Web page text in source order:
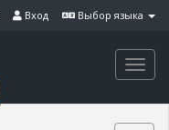
Выбор языка
Вход